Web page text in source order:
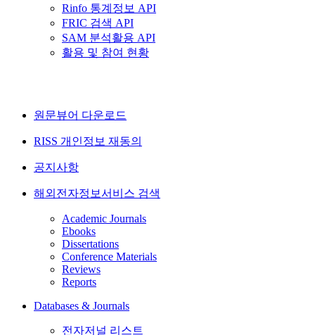
Rinfo 통계정보 API
FRIC 검색 API
SAM 분석활용 API
활용 및 참여 현황
원문뷰어 다운로드
RISS 개인정보 재동의
공지사항
해외전자정보서비스 검색
Academic Journals
Ebooks
Dissertations
Conference Materials
Reviews
Reports
Databases & Journals
전자저널 리스트